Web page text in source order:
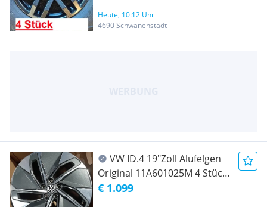
Heute, 10:12 Uhr
4690 Schwanenstadt
VW ID.4 19"Zoll Alufelgen
Original 11A601025M 4 Stück
(1467.5)
€ 1.099